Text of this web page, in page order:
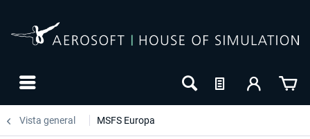
Vista general MSFS Europa